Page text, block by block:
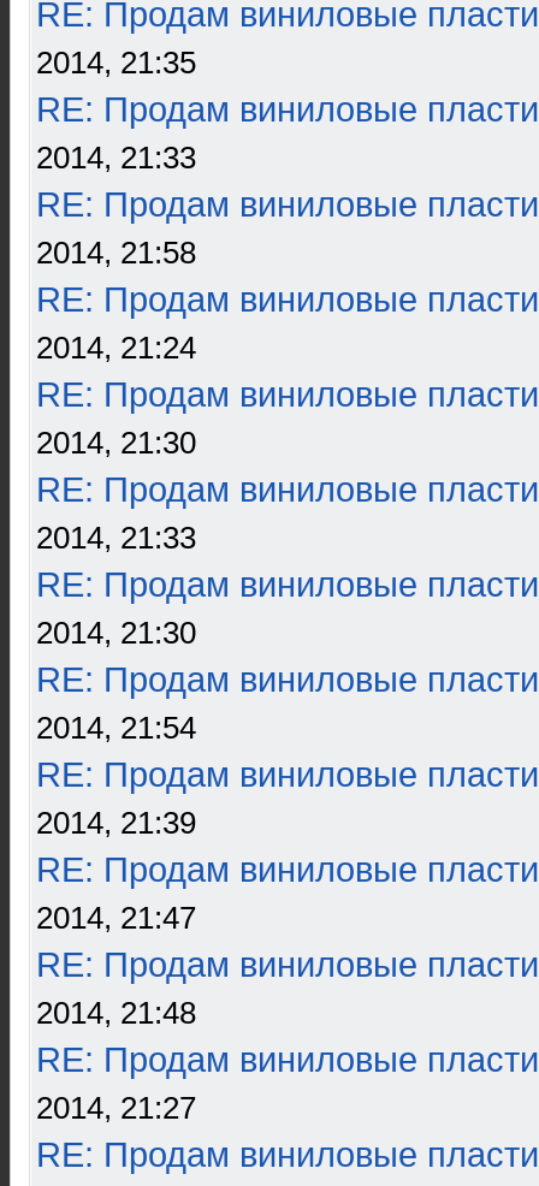
RE: Продам виниловые
2014, 21:35
RE: Продам виниловые
2014, 21:33
RE: Продам виниловые
2014, 21:58
RE: Продам виниловые
2014, 21:24
RE: Продам виниловые
2014, 21:30
RE: Продам виниловые
2014, 21:33
RE: Продам виниловые
2014, 21:30
RE: Продам виниловые
2014, 21:54
RE: Продам виниловые
2014, 21:39
RE: Продам виниловые
2014, 21:47
RE: Продам виниловые
2014, 21:48
RE: Продам виниловые
2014, 21:27
RE: Продам виниловые